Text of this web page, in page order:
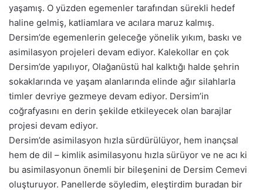
yaşamış. O yüzden egemenler tarafından sürekli hedef
haline gelmiş, katliamlara ve acılara maruz kalmış.
Dersim’de egemenlerin geleceğe yönelik yıkım, baskı ve
asimilasyon projeleri devam ediyor. Kalekollar en çok
Dersim’de yapılıyor, Olağanüstü hal kalktığı halde şehrin
sokaklarında ve yaşam alanlarında elinde ağır silahlarla
timler devriye gezmeye devam ediyor. Dersim’in
coğrafyasını en derin şekilde etkileyecek olan barajlar
projesi devam ediyor.
Dersim’de asimilasyon hızla sürdürülüyor, hem inançsal
hem de dil – kimlik asimilasyonu hızla sürüyor ve ne acı ki
bu asimilasyonun önemli bir bileşenini de Dersim Cemevi
oluşturuyor. Panellerde söyledim, eleştirdim buradan bir